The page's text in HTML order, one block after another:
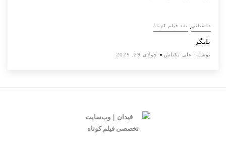
داستانی, نقد فیلم کوتاه
تلنگر
نوشته: علی بکتاش جولای 29, 2025